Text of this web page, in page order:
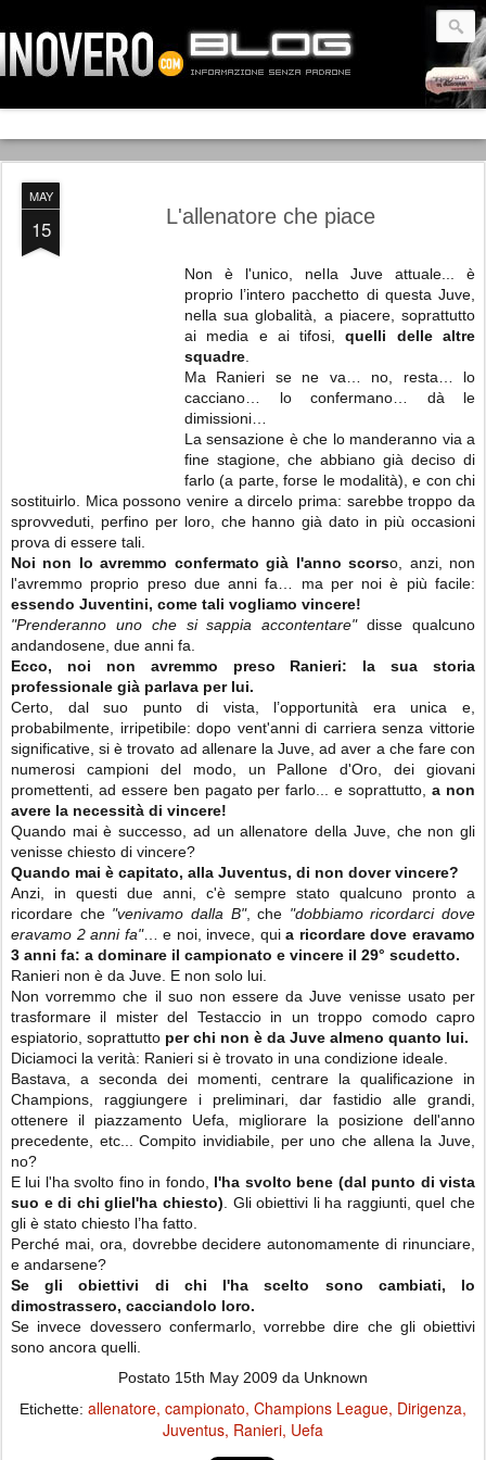
MAY
15 L'allenatore che piace
Non è l'unico, nella Juve attuale... è
proprio l’intero pacchetto di questa Juve,
nella sua globalità, a piacere, soprattutto
ai media e ai tifosi,
quelli delle altre
squadre
Ma Ranieri se ne va… no, resta… lo
cacciano… lo confermano… dà le
dimissioni…
La sensazione è che lo manderanno via a
fine stagione, che abbiano già deciso di
farlo (a parte, forse le modalità), e con chi
sostituirlo. Mica possono venire a dircelo prima: sarebbe troppo da
sprovveduti, perfino per loro, che hanno già dato in più occasioni
prova di essere tali.
Noi non lo avremmo confermato già l'anno scorso, anzi, non
l'avremmo proprio preso due anni fa… ma per noi è più facile:
essendo Juventini, come tali vogliamo vincere!
"Prenderanno uno che si sappia accontentare"disse qualcuno
andandosene, due anni fa.
Ecco, noi non avremmo preso Ranieri: la sua storia
professionale già parlava per lui.
Certo, dal suo punto di vista, l’opportunità era unica e,
probabilmente, irripetibile: dopo vent'anni di carriera senza vittorie
significative, si è trovato ad allenare la Juve, ad aver a che fare con
numerosi campioni del modo, un Pallone d'Oro, dei giovani
promettenti, ad essere ben pagato per farlo... e soprattutto,a non
avere la necessità di vincere!
Quando mai è successo, ad un allenatore della Juve, che non gli
venisse chiesto di vincere?
Quando mai è capitato, alla Juventus, di non dover vincere?
Anzi, in questi due anni, c'è sempre stato qualcuno pronto a
ricordare che "venivamo dalla B", che "dobbiamo ricordarci dove
eravamo 2 anni fa"… e noi, invece, quia ricordare dove eravamo
3 anni fa: a dominare il campionato e vincere il 29° scudetto.
Ranieri non è da Juve. E non solo lui.
Non vorremmo che il suo non essere da Juve venisse usato per
trasformare il mister del Testaccio in un troppo comodo capro
espiatorio, soprattutto per chi non è da Juve almeno quanto lui.
Diciamoci la verità: Ranieri si è trovato in una condizione ideale.
Bastava, a seconda dei momenti, centrare la qualificazione in
Champions, raggiungere i preliminari, dar fastidio alle grandi,
ottenere il piazzamento Uefa, migliorare la posizione dell'anno
precedente, etc... Compito invidiabile, per uno che allena la Juve,
no?
E lui l'ha svolto fino in fondo, l'ha svolto bene (dal punto di vista
suo e di chi gliel'ha chiesto) . Gli obiettivi li ha raggiunti, quel che
gli è stato chiesto l’ha fatto.
Perché mai, ora, dovrebbe decidere autonomamente di rinunciare,
e andarsene?
Se gli obiettivi di chi l'ha scelto sono cambiati, lo
dimostrassero, cacciandolo loro.
Se invece dovessero confermarlo, vorrebbe dire che gli obiettivi
sono ancora quelli.
Postato 15th May 2009 da Unknown
Etichette: allenatore campionato Champions League Dirigenza
Juventus Ranieri Uefa